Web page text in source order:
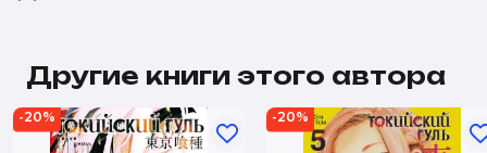
Другие книги этого автора
-20% -20%